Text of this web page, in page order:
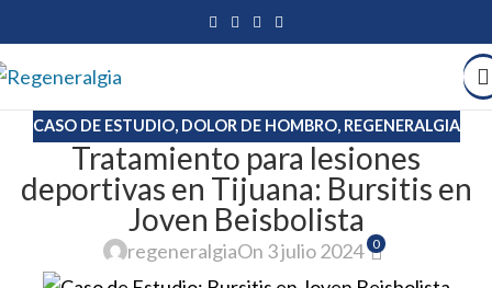
CASO DE ESTUDIO, DOLOR DE HOMBRO, REGENERALGIA
Tratamiento para lesiones
deportivas en Tijuana: Bursitis en
Joven Beisbolista
regeneralgiaOn 3 julio 2024 0